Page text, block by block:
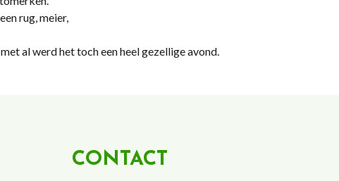
rug, meier,
al werd het toch een heel gezellige avond.
CONTACT